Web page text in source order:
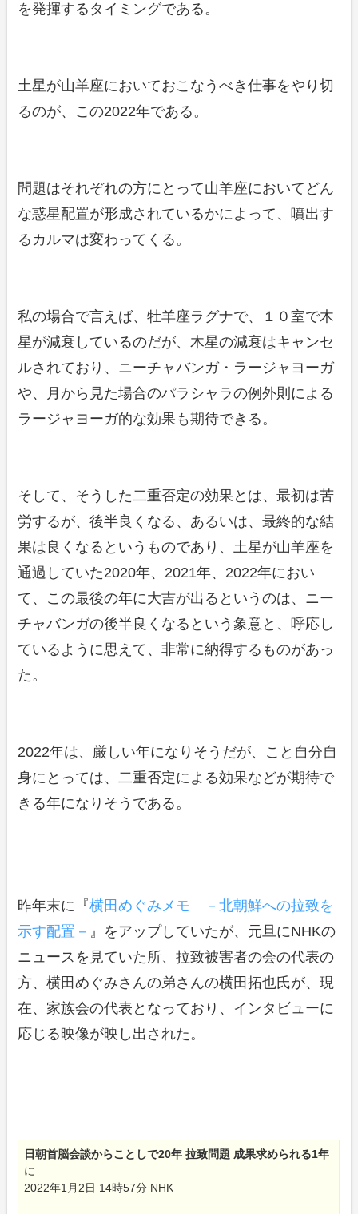
を発揮するタイミングである。
土星が山羊座においておこなうべき仕事をやり切
るのが、この2022年である。
問題はそれぞれの方にとって山羊座においてどん
な惑星配置が形成されているかによって、噴出す
るカルマは変わってくる。
私の場合で言えば、牡羊座ラグナで、１０室で木
星が減衰しているのだが、木星の減衰はキャンセ
ルされており、ニーチャバンガ・ラージャヨーガ
や、月から見た場合のパラシャラの例外則による
ラージャヨーガ的な効果も期待できる。
そして、そうした二重否定の効果とは、最初は苦
労するが、後半良くなる、あるいは、最終的な結
果は良くなるというものであり、土星が山羊座を
通過していた2020年、2021年、2022年におい
て、この最後の年に大吉が出るというのは、ニー
チャバンガの後半良くなるという象意と、呼応し
ているように思えて、非常に納得するものがあっ
た。
2022年は、厳しい年になりそうだが、こと自分自
身にとっては、二重否定による効果などが期待で
きる年になりそうである。
昨年末に『横田めぐみメモ －北朝鮮への拉致を
示す配置－ 』をアップしていたが、元旦にNHKの
ニュースを見ていた所、拉致被害者の会の代表の
方、横田めぐみさんの弟さんの横田拓也氏が、現
在、家族会の代表となっており、インタビューに
応じる映像が映し出された。
日朝首脳会談からことしで20年 拉致問題 成果求められる1年
に
2022年1月2日 14時57分 NHK